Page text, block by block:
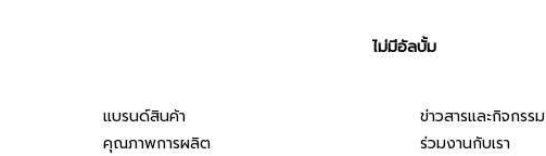
ไม่มีอัลบั้ม
แบรนด์สินค้า
คุณภาพการผลิต
ข่าวสารและกิจกรรม
ร่วมงานกับเรา